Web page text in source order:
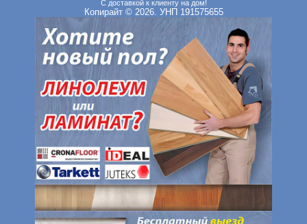
С доставкой к клиенту на дом!
Копирайт © 2026. УНП 191575655